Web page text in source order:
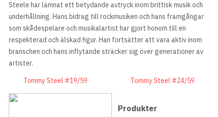
Steele har lämnat ett betydande avtryck inom brittisk musik och
underhållning. Hans bidrag till rockmusiken och hans framgångar
som skådespelare och musikalartist har gjort honom till en
respekterad och älskad figur. Han fortsätter att vara aktiv inom
branschen och hans inflytande sträcker sig över generationer av
artister.
Tommy Steel #19/59
Tommy Steel #24/59
Produkter